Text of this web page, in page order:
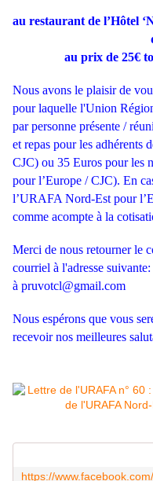
au restaurant de l’Hôtel
au prix de 25€
Nous avons le plaisir de
pour laquelle l'Union
par personne présente /
et repas pour les adhérents
CJC) ou 35 Euros pour les
pour l’Europe / CJC). En
l’URAFA Nord-Est pour
comme acompte à la
Merci de nous retourner le
courriel à l'adresse suivante:
à pruvotcl@gmail.com
Nous espérons que vous
recevoir nos meilleures